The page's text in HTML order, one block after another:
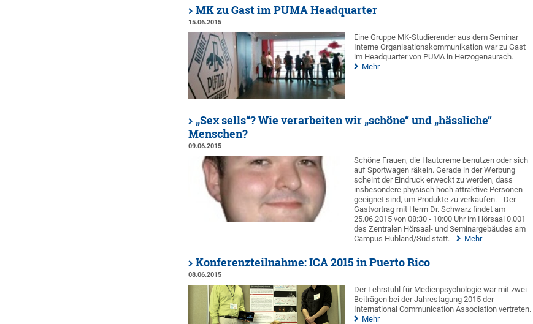
MK zu Gast im PUMA Headquarter
15.06.2015
Eine Gruppe MK-Studierender aus dem Seminar
Interne Organisationskommunikation war zu Gast
im Headquarter von PUMA in Herzogenaurach.
Mehr
„Sex sells“? Wie verarbeiten wir „schöne“ und „hässliche“
Menschen?
09.06.2015
Schöne Frauen, die Hautcreme benutzen oder sich
auf Sportwagen räkeln. Gerade in der Werbung
scheint der Eindruck erweckt zu werden, dass
insbesondere physisch hoch attraktive Personen
geeignet sind, um Produkte zu verkaufen.
Der
Gastvortrag mit Herrn Dr. Schwarz findet am
25.06.2015 von 08:30 - 10:00 Uhr im Hörsaal 0.001
des Zentralen Hörsaal- und Seminargebäudes am
Campus Hubland/Süd statt.
Mehr
Konferenzteilnahme: ICA 2015 in Puerto Rico
08.06.2015
Der Lehrstuhl für Medienpsychologie war mit zwei
Beiträgen bei der Jahrestagung 2015 der
International Communication Association vertreten.
Mehr